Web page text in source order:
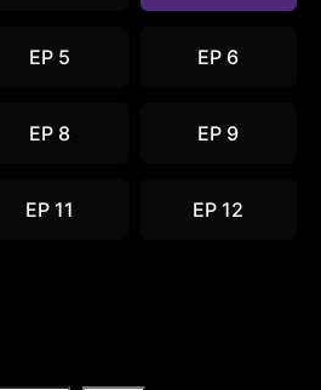
EP 5 EP 6
EP 8 EP 9
EP 11 EP 12